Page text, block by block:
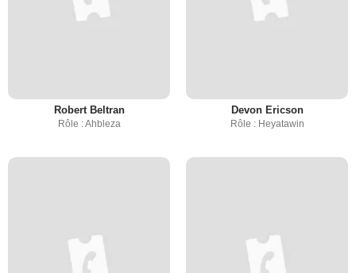
Robert Beltran
Rôle : Ahbleza
Devon Ericson
Rôle : Heyatawin